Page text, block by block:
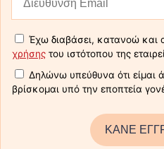
Έχω διαβάσει, κατανοώ και
χρήσης του ιστότοπου της
Δηλώνω υπεύθυνα ότι είμαι
βρίσκομαι υπό την εποπτεία
ΚΑΝΕ